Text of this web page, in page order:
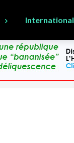
International